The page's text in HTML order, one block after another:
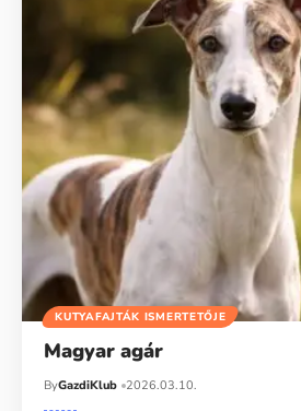
KUTYAFAJTÁK ISMERTETŐJE
Magyar agár
ByGazdiKlub 2026.03.10.